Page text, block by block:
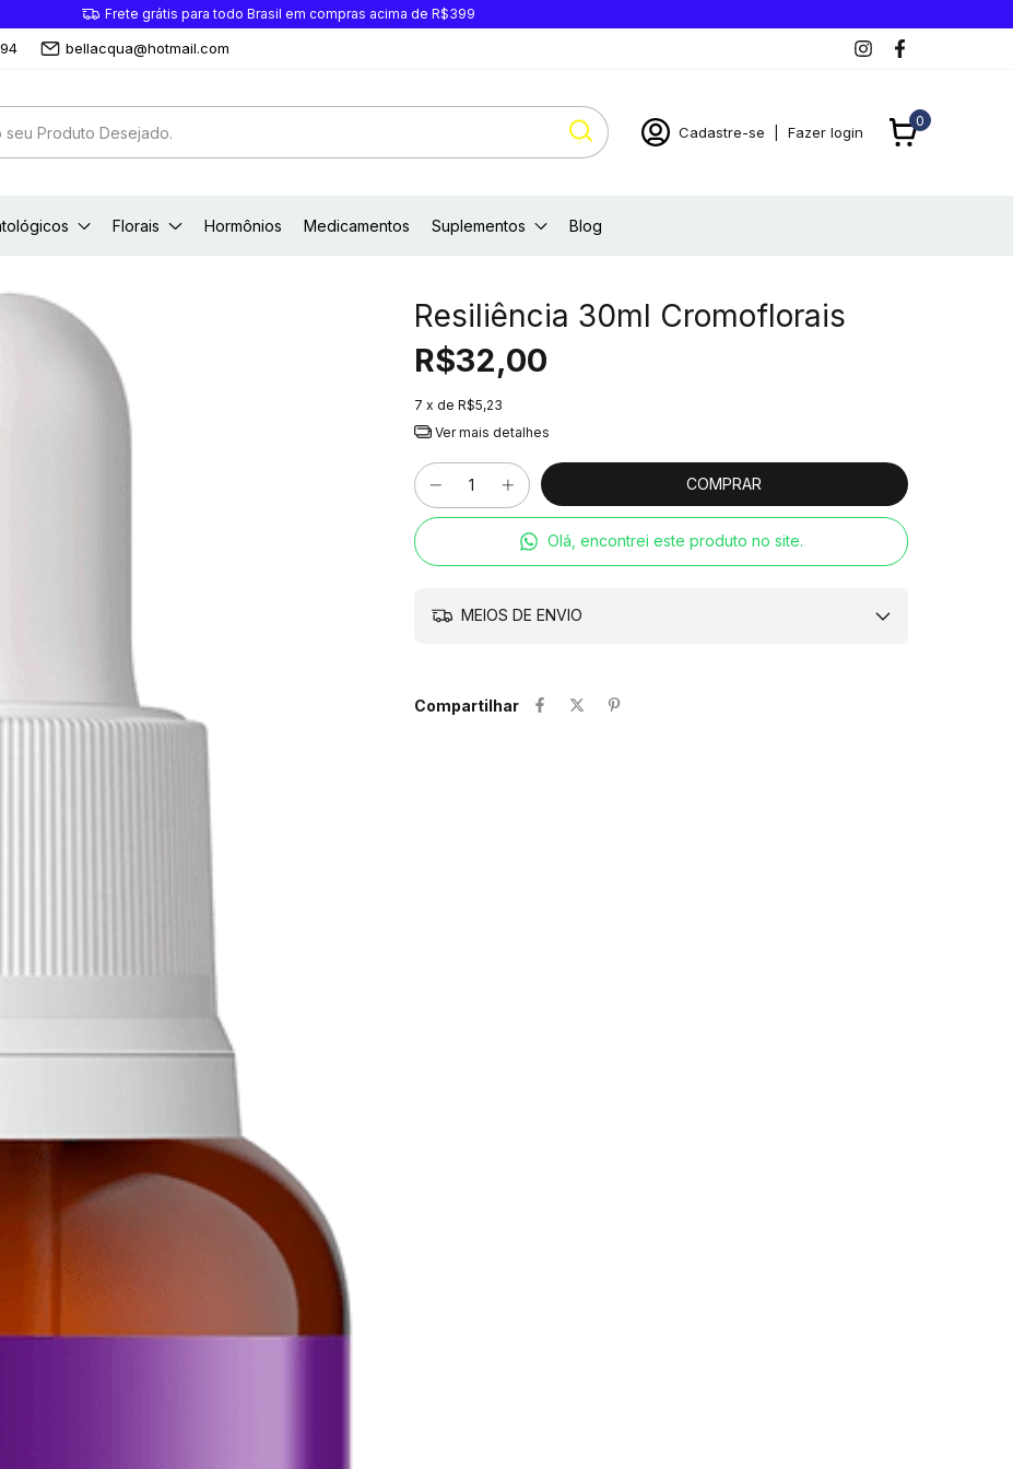
Frete grátis para todo Brasil em compras acima de R$399
bellacqua@hotmail.com
Cadastre-se Fazer login
0
Florais Hormônios Medicamentos Suplementos Blog
Resiliência 30ml Cromoflorais
R$32,00
7 x de R$5,23
Ver mais detalhes
Olá, encontrei este produto no site.
MEIOS DE ENVIO
Compartilhar